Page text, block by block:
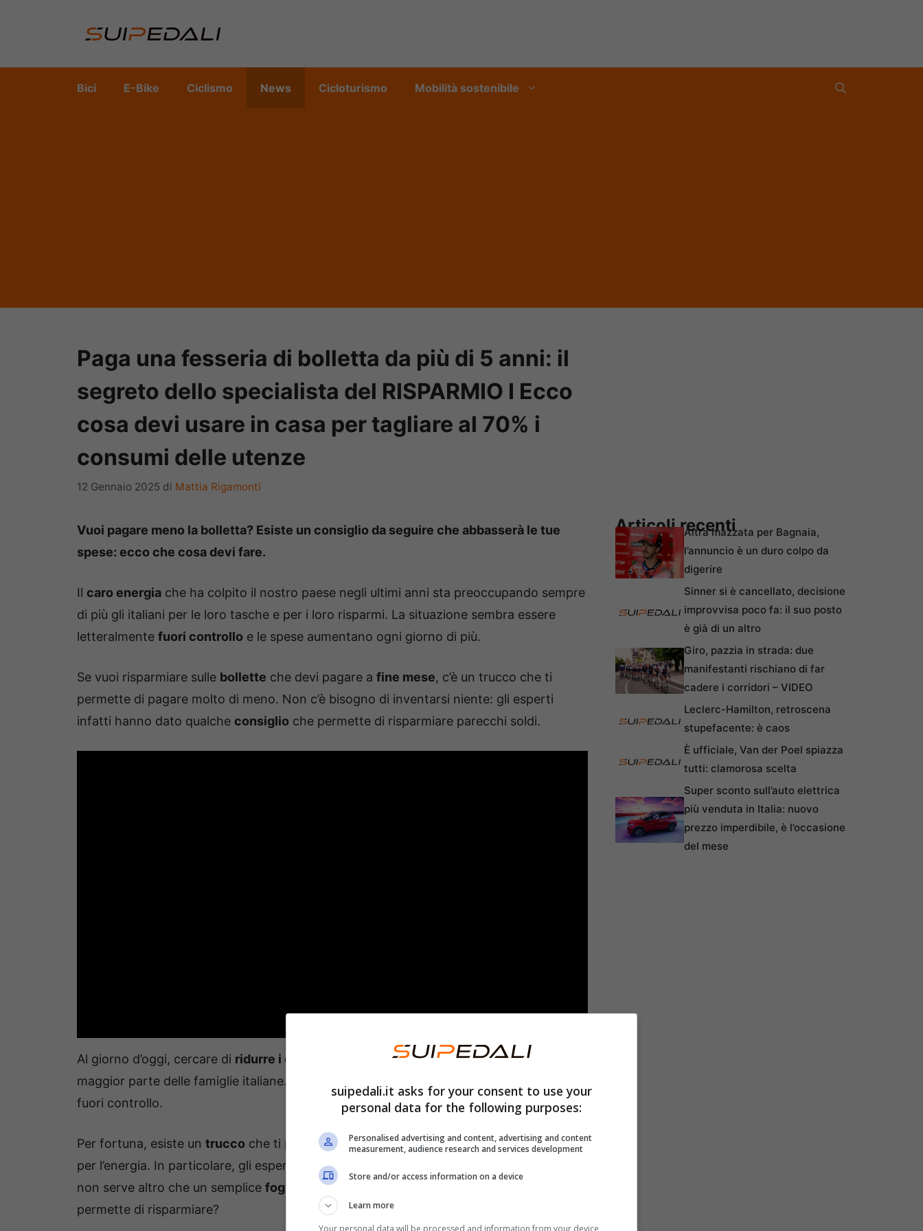
Bici E-Bike Ciclismo News Cicloturismo Mobilità sostenibile
Paga una fesseria di bolletta da più di 5 anni: il
segreto dello specialista del RISPARMIO I Ecco
cosa devi usare in casa per tagliare al 70% i
consumi delle utenze
12 Gennaio 2025 di Mattia Rigamonti
Vuoi pagare meno la bolletta? Esiste un consiglio da seguire che abbasserà le tue
spese: ecco che cosa devi fare.
Il caro energia che ha colpito il nostro paese negli ultimi anni sta preoccupando sempre
di più gli italiani per le loro tasche e per i loro risparmi. La situazione sembra essere
letteralmente fuori controllo e le spese aumentano ogni giorno di più.
Se vuoi risparmiare sulle bollette che devi pagare a fine mese, c’è un trucco che ti
permette di pagare molto di meno. Non c’è bisogno di inventarsi niente: gli esperti
infatti hanno dato qualche consiglio che permette di risparmiare parecchi soldi.
Al giorno d’oggi, cercare di ridurre i consumi elettrici
è diventato una priorità per la
maggior parte delle famiglie italiane. Con l’aumento dell’energia, la situazione è davvero
fuori controllo.
Per fortuna, esiste un trucco che ti permette di abbassare in modo drastico la spesa
per l’energia. In particolare, gli esperti hanno negli ultimi giorni dato un consiglio per cui
non serve altro che un semplice foglio di carta di alluminio
permette di risparmiare?
Articoli recentiAltra mazzata per Bagnaia,
l’annuncio è un duro colpo da
digerire
Sinner si è cancellato, decisione
improvvisa poco fa: il suo posto
è già di un altro
Giro, pazzia in strada: due
manifestanti rischiano di far
cadere i corridori – VIDEO
Leclerc-Hamilton, retroscena
stupefacente: è caos
È ufficiale, Van der Poel spiazza
tutti: clamorosa scelta
Super sconto sull’auto elettrica
più venduta in Italia: nuovo
prezzo imperdibile, è l’occasione
del mese
suipedali.it asks for your consent to use your
personal data for the following purposes:
Personalised advertising and content, advertising and content
measurement, audience research and services development
Store and/or access information on a device
Learn more
Your personal data will be processed and information from your device